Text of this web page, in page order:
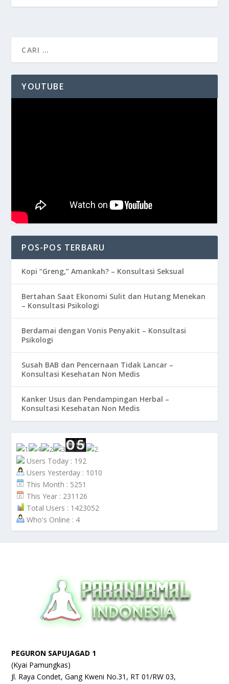
YOUTUBE
POS-POS TERBARU
Kopi “Greng,” Amankah? – Konsultasi Seksual
Bertahan Saat Ekonomi Sulit dan Hutang Menekan
– Konsultasi Psikologi
Berdamai dengan Vonis Penyakit – Konsultasi
Psikologi
Susah BAB dan Pencernaan Tidak Lancar –
Konsultasi Kesehatan Non Medis
Kanker Usus dan Pendampingan Herbal –
Konsultasi Kesehatan Non Medis
Users Today : 192
Users Yesterday : 1010
This Month : 5251
This Year : 231126
Total Users : 1423052
Who's Online : 4
PEGURON SAPUJAGAD 1
(Kyai Pamungkas)
Jl. Raya Condet, Gang Kweni No.31, RT 01/RW 03,